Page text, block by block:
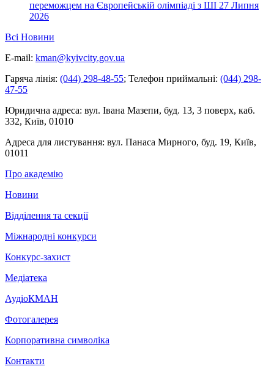
переможцем на Європейській олімпіаді з ШІ 27 Липня
2026
Всі Новини
E-mail: kman@kyivcity.gov.ua
Гаряча лінія: (044) 298-48-55; Телефон приймальні: (044) 298-
47-55
Юридична адреса: вул. Івана Мазепи, буд. 13, 3 поверх, каб.
332, Київ, 01010
Адреса для листування: вул. Панаса Мирного, буд. 19, Київ,
01011
Про академію
Новини
Відділення та секції
Міжнародні конкурси
Конкурс-захист
Медіатека
АудіоКМАН
Фотогалерея
Корпоративна символіка
Контакти